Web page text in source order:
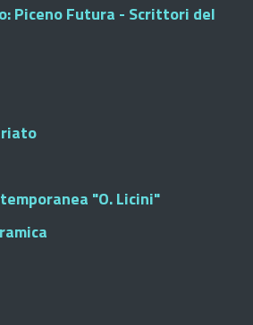
Piceno Futura - Scrittori del
"O. Licini"